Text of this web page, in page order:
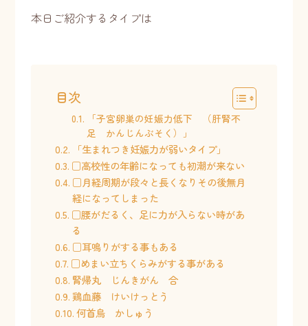
本日ご紹介するタイプは
目次
「子宮卵巣の妊娠力低下 （肝腎不
足 かんじんぶそく）」
「生まれつき妊娠力が弱いタイプ」
□高校性の年齢になっても初潮が来ない
□月経周期が段々と長くなりその後無月
経になってしまった
□腰がだるく、足に力が入らない時があ
る
□耳鳴りがする事もある
□めまい立ちくらみがする事がある
腎帰丸 じんきがん 合
鶏血藤 けいけっとう
何首烏 かしゅう